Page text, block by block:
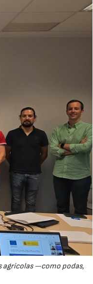
agrícolas —como podas,